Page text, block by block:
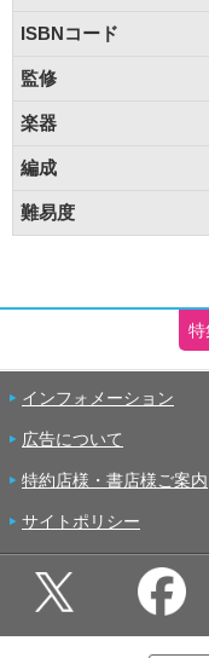
ISBNコード
監修
楽器
編成
難易度
特
インフォメーション
広告について
特約店様・書店様ご案内
サイトポリシー